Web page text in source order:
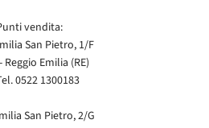
vendita:
San Pietro, 1/F
Reggio Emilia (RE)
0522 1300183
San Pietro, 2/G